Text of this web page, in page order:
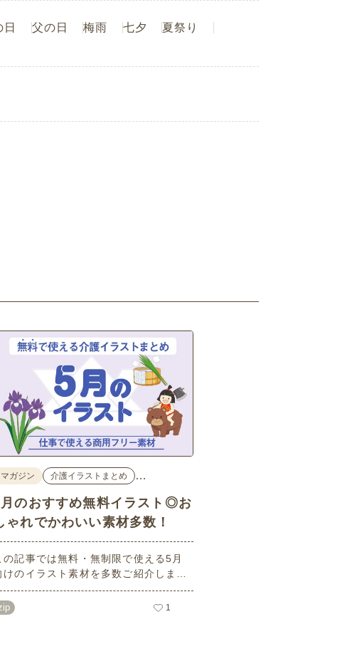
父の日 梅雨 七夕
夏祭り
マガジン 介護イラストまとめ …
のおすすめ無料イラスト◎お
ゃれでかわいい素材多数！
の記事では無料・無制限で使える5月
けのイラスト素材を多数ご紹介しま
。商用フリーの可愛くておしゃれなイ
スト素材が多数！こどもの日（端午の
句）や母の日などの5月ならではのイ
1